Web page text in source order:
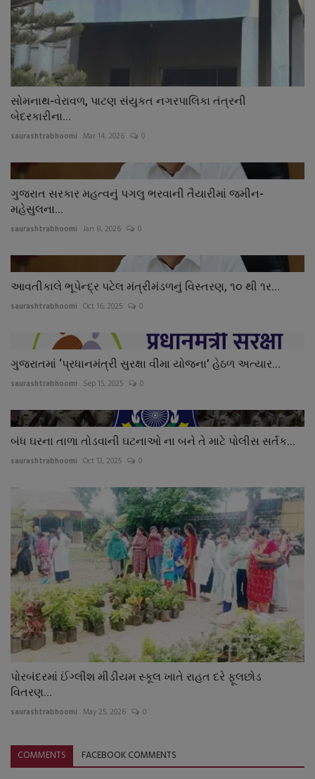
સોમનાથ-વેરાવળ, પાટણ સંયુકત નગરપાલિકા તંત્રની
બેદરકારીના...
saurashtrabhoomi Mar 14, 2026 0
ગુજરાત સરકાર મહત્વનું પગલુ ભરવાની તૈયારીમાં જમીન-
મહેસુલના...
saurashtrabhoomi Jan 8, 2026 0
આવતીકાલે ભૂપેન્દ્ર પટેલ મંત્રીમંડળનું વિસ્તરણ, ૧૦ થી ૧ર...
saurashtrabhoomi Oct 16, 2025 0
ગુજરાતમાં ‘પ્રધાનમંત્રી સુરક્ષા વીમા યોજના’ હેઠળ અત્યાર...
saurashtrabhoomi Sep 15, 2025 0
બંધ ઘરના તાળા તોડવાની ઘટનાઓ ના બને તે માટે પોલીસ સર્તક...
saurashtrabhoomi Oct 13, 2025 0
પોરબંદરમાં ઈંગ્લીશ મીડીયમ સ્કૂલ ખાતે રાહત દરે ફૂલછોડ
વિતરણ...
saurashtrabhoomi May 25, 2026 0
COMMENTS FACEBOOK COMMENTS